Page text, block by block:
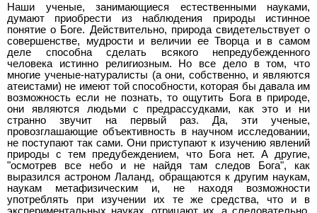
Наши ученые, занимающиеся естественными науками,
думают приобрести из наблюдения природы истинное
понятие о Боге. Действительно, природа свидетельствует о
совершенстве, мудрости и величии ее Творца и в самом
деле способна сделать всякого непредубежденного
человека истинно религиозным. Но все дело в том, что
многие ученые-натуралисты (а они, собственно, и являются
атеистами) не имеют той способности, которая бы давала им
возможность если не познать, то ощутить Бога в природе,
они являются людьми с предрассудками, как это и ни
странно звучит на первый раз. Да, эти ученые,
провозглашающие объективность в научном исследовании,
не поступают так сами. Они приступают к изучению явлений
природы с тем предубеждением, что Бога нет. А другие,
"осмотрев все небо и не найдя там следов Бога", как
выразился астроном Лаланд, обращаются к другим наукам,
наукам метафизическим и, не находя возможности
употреблять при изучении их те же средства, что и в